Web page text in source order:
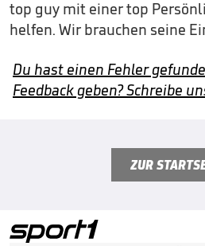
top guy mit einer top
helfen. Wir brauchen seine
Du hast einen Fehler
Feedback geben? Schreibe
ZUR